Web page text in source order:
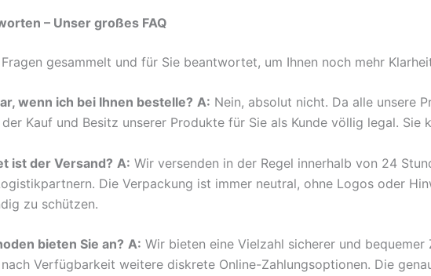
– Unser großes FAQ
gesammelt und für Sie beantwortet, um Ihnen noch mehr
wenn ich bei Ihnen bestelle? A: Nein, absolut nicht. Da alle unsere
Kauf und Besitz unserer Produkte für Sie als Kunde völlig legal. Sie
ist der Versand? A: Wir versenden in der Regel innerhalb von 24
Die Verpackung ist immer neutral, ohne Logos oder
zu schützen.
bieten Sie an? A: Wir bieten eine Vielzahl sicherer und
Verfügbarkeit weitere diskrete Online-Zahlungsoptionen. Die